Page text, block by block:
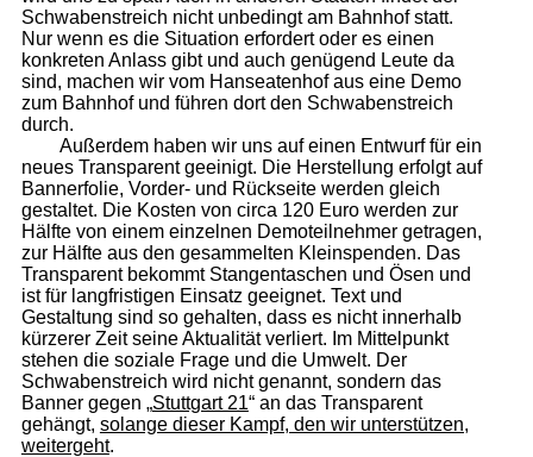
Schwabenstreich nicht unbedingt am Bahnhof statt.
Nur wenn es die Situation erfordert oder es einen
konkreten Anlass gibt und auch genügend Leute da
sind, machen wir vom Hanseatenhof aus eine Demo
zum Bahnhof und führen dort den Schwabenstreich
durch.
Außerdem haben wir uns auf einen Entwurf für ein
neues Transparent geeinigt. Die Herstellung erfolgt auf
Bannerfolie, Vorder- und Rückseite werden gleich
gestaltet. Die Kosten von circa 120 Euro werden zur
Hälfte von einem einzelnen Demoteilnehmer getragen,
zur Hälfte aus den gesammelten Kleinspenden. Das
Transparent bekommt Stangentaschen und Ösen und
ist für langfristigen Einsatz geeignet. Text und
Gestaltung sind so gehalten, dass es nicht innerhalb
kürzerer Zeit seine Aktualität verliert. Im Mittelpunkt
stehen die soziale Frage und die Umwelt. Der
Schwabenstreich wird nicht genannt, sondern das
Banner gegen „Stuttgart 21“ an das Transparent
gehängt, solange dieser Kampf, den wir unterstützen,
weitergeht.